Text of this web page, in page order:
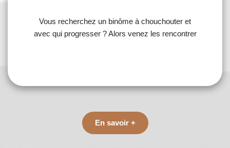
Vous recherchez un binôme à chouchouter et
avec qui progresser ? Alors venez les rencontrer
En savoir +